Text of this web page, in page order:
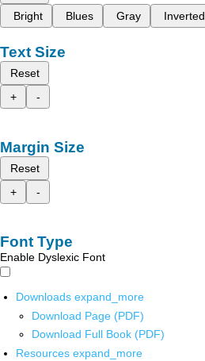
Bright
Blues Gray Inverted
Text Size
Reset
+
-
Margin Size
Reset
+
-
Font Type
Enable Dyslexic Font
Downloads expand_more
Download Page (PDF)
Download Full Book (PDF)
Resources expand_more